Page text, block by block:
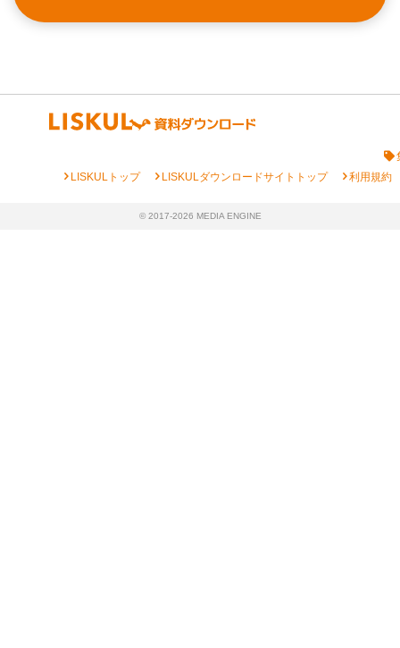
chevron_rightLISKULトップ chevron_rightLISKULダウンロードサイトトップ chevron_right利用規約
© 2017-2026 MEDIA ENGINE